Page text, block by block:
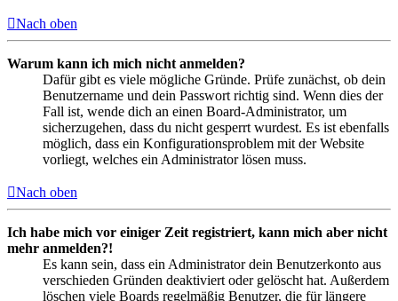
Nach oben
Warum kann ich mich nicht anmelden?
Dafür gibt es viele mögliche Gründe. Prüfe zunächst, ob dein
Benutzername und dein Passwort richtig sind. Wenn dies der
Fall ist, wende dich an einen Board-Administrator, um
sicherzugehen, dass du nicht gesperrt wurdest. Es ist ebenfalls
möglich, dass ein Konfigurationsproblem mit der Website
vorliegt, welches ein Administrator lösen muss.
Nach oben
Ich habe mich vor einiger Zeit registriert, kann mich aber nicht
mehr anmelden?!
Es kann sein, dass ein Administrator dein Benutzerkonto aus
verschieden Gründen deaktiviert oder gelöscht hat. Außerdem
löschen viele Boards regelmäßig Benutzer, die für längere